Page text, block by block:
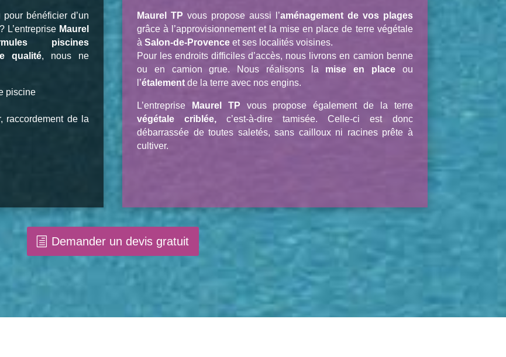
bénéficier d’un
L’entreprise Maurel
piscines
qualité, nous ne
piscine
raccordement de la
Maurel TP vous propose aussi l’aménagement de vos plages
grâce à l’approvisionnement et la mise en place de terre végétale
àSalon-de-Provence et ses localités voisines.
Pour les endroits difficiles d’accès, nous livrons en camion benne
ou en camion grue. Nous réalisons la mise en placeou
l’étalement de la terre avec nos engins.
L’entreprise Maurel TP vous propose également de la terre
végétale criblée, c’est-à-dire tamisée. Celle-ci est donc
débarrassée de toutes saletés, sans cailloux ni racines prête à
cultiver.
Demander un devis gratuit